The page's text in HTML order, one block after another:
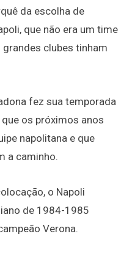
da escolha de
que não era um time
clubes tinham
fez sua temporada
os próximos anos
napolitana e que
a caminho.
o Napoli
de 1984-1985
Verona.